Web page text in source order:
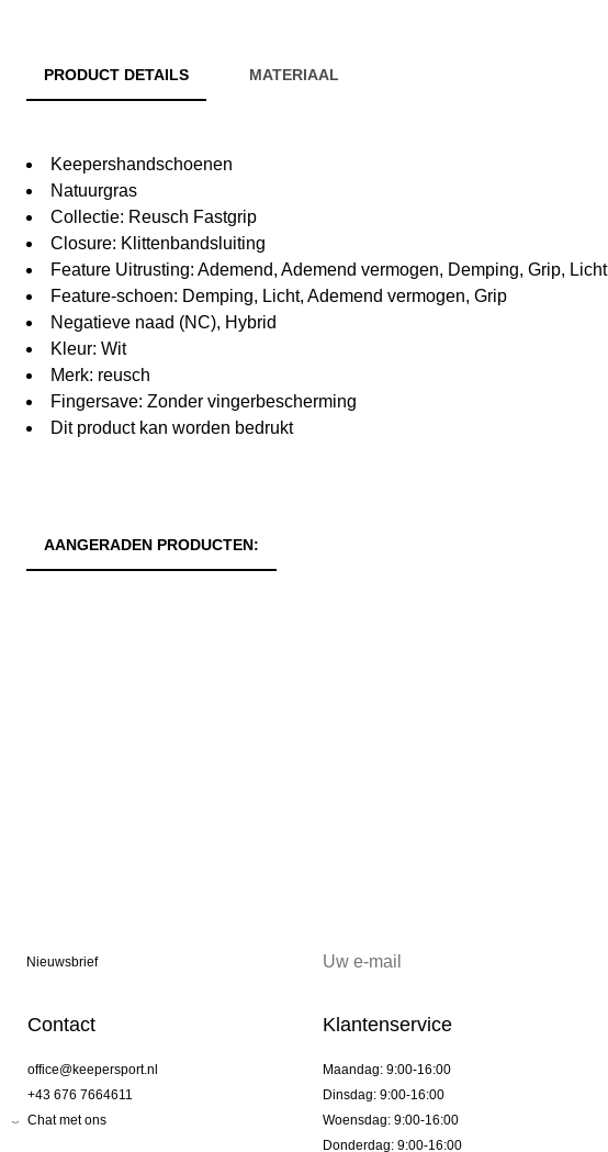
PRODUCT DETAILS MATERIAAL
Keepershandschoenen
Natuurgras
Collectie: Reusch Fastgrip
Closure: Klittenbandsluiting
Feature Uitrusting: Ademend, Ademend vermogen, Demping, Grip, Licht
Feature-schoen: Demping, Licht, Ademend vermogen, Grip
Negatieve naad (NC), Hybrid
Kleur: Wit
Merk: reusch
Fingersave: Zonder vingerbescherming
Dit product kan worden bedrukt
AANGERADEN PRODUCTEN:
Nieuwsbrief
Contact
office@keepersport.nl
+43 676 7664611
Chat met ons
Klantenservice
Maandag: 9:00-16:00
Dinsdag: 9:00-16:00
Woensdag: 9:00-16:00
Donderdag: 9:00-16:00